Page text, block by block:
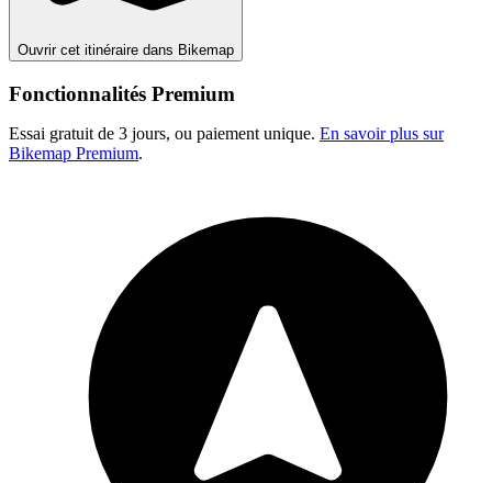
Ouvrir cet itinéraire dans Bikemap
Fonctionnalités Premium
Essai gratuit de 3 jours, ou paiement unique. En savoir plus sur
Bikemap Premium.